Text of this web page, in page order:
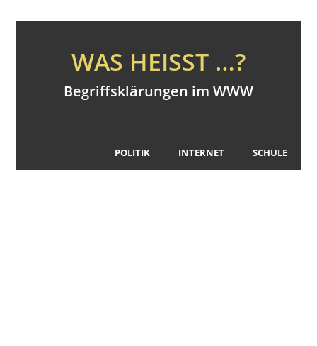
WAS HEISST …?
Begriffsklärungen im WWW
POLITIK INTERNET SCHULE